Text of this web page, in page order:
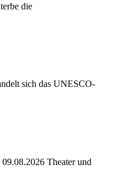
die
sich das UNESCO-
Theater und